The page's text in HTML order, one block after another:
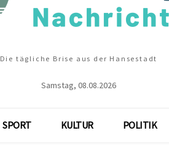
Die tägliche Brise aus der Hansestadt
Samstag, 08.08.2026
SPORT KULTUR POLITIK